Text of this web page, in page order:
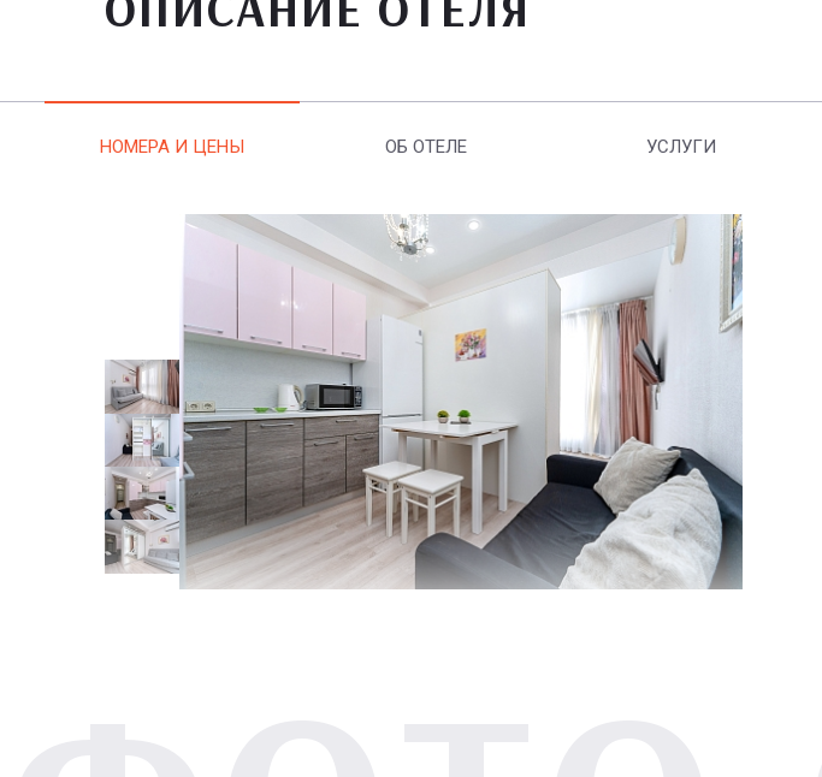
НОМЕРА И ЦЕНЫ ОБ ОТЕЛЕ УСЛУГИ